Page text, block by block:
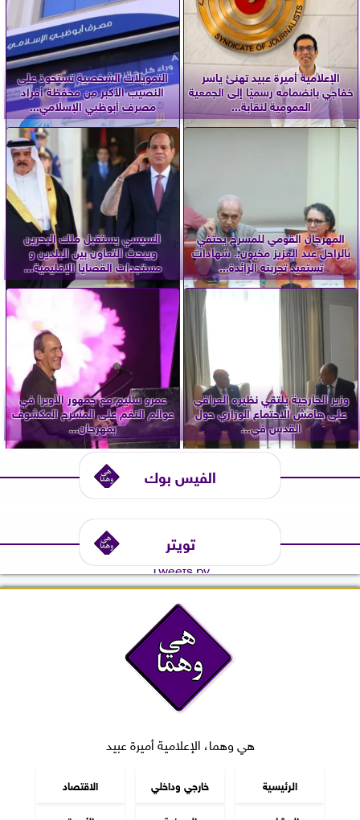
الإعلامية أميرة عبيد تهنئ ياسر
خفاجي بانضمامه رسميًا إلى الجمعية
العمومية لنقابة...
التمويلات الشخصية تستحوذ على
النصيب الأكبر من محفظة أفراد
مصرف أبوظبي الإسلامي...
المهرجان القومي للمسرح يحتفي
بالراحل عبد العزيز مخيون.. شهادات
تستعيد تجربته الرائدة...
السيسي يستقبل ملك البحرين
ويبحث التعاون بين البلدين و
مستجدات القضايا الإقليمية...
وزير الخارجية يلتقي نظيره العراقي
على هامش الاجتماع الوزاري حول
القدس في...
عمرو سليم مع جمهور الأوبرا في
عوالم النغم على المسرح المكشوف
بمهرجان...
الفيس بوك
تويتر
Tweets by
هي وهما، الإعلامية أميرة عبيد
الرئيسية خارجي وداخلي
الاقتصاد